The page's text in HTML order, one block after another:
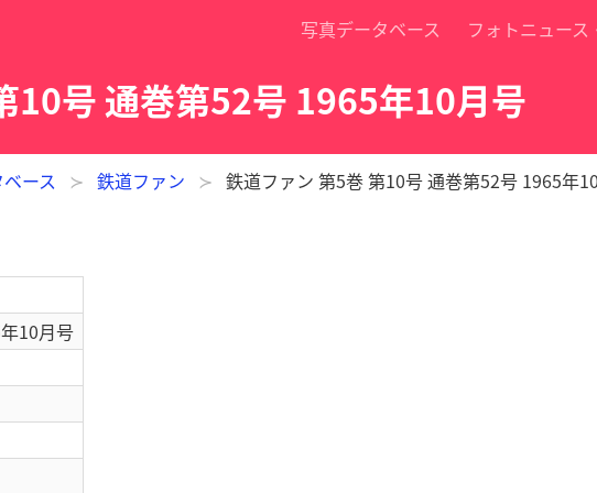
写真データベース フォトニュー
10号 通巻第52号 1965年10月号
ース 鉄道ファン 鉄道ファン 第5巻 第10号 通巻第52号 1965年
10月号